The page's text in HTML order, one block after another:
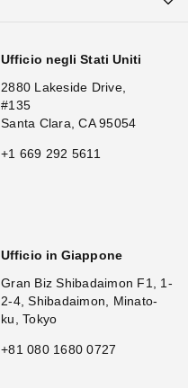
Ufficio negli Stati Uniti
2880 Lakeside Drive,
#135
Santa Clara, CA 95054
+1 669 292 5611
Ufficio in Giappone
Gran Biz Shibadaimon F1, 1-
2-4, Shibadaimon, Minato-
ku, Tokyo
+81 080 1680 0727